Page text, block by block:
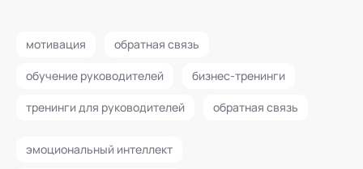
мотивация обратная связь
обучение руководителей бизнес-тренинги
тренинги для руководителей обратная связь
эмоциональный интеллект